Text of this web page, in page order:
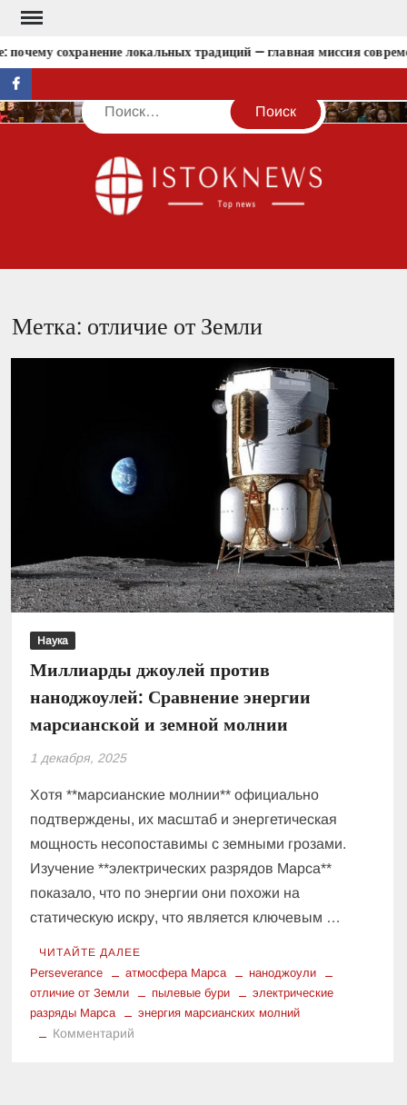
Перейти
содержимомусохранение локальных традиций — главная миссия
facebook
Поиск
Метка: отличие от Земли
Наука
Миллиарды джоулей против
наноджоулей: Сравнение энергии
марсианской и земной молнии
1 декабря, 2025
Хотя **марсианские молнии** официально
подтверждены, их масштаб и энергетическая
мощность несопоставимы с земными грозами.
Изучение **электрических разрядов Марса**
показало, что по энергии они похожи на
статическую искру, что является ключевым …
ЧИТАЙТЕ ДАЛЕЕ
Perseverance атмосфера Марса
наноджоули
отличие от Земли
пылевые бури
электрические
разряды Марса
энергия марсианских молний
Комментарий